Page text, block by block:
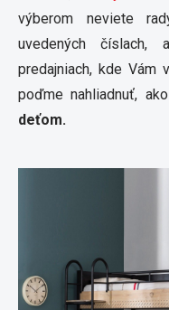
výberom neviete
uvedených
predajniach, kde Vám
poďme nahliadnuť,
deťom.